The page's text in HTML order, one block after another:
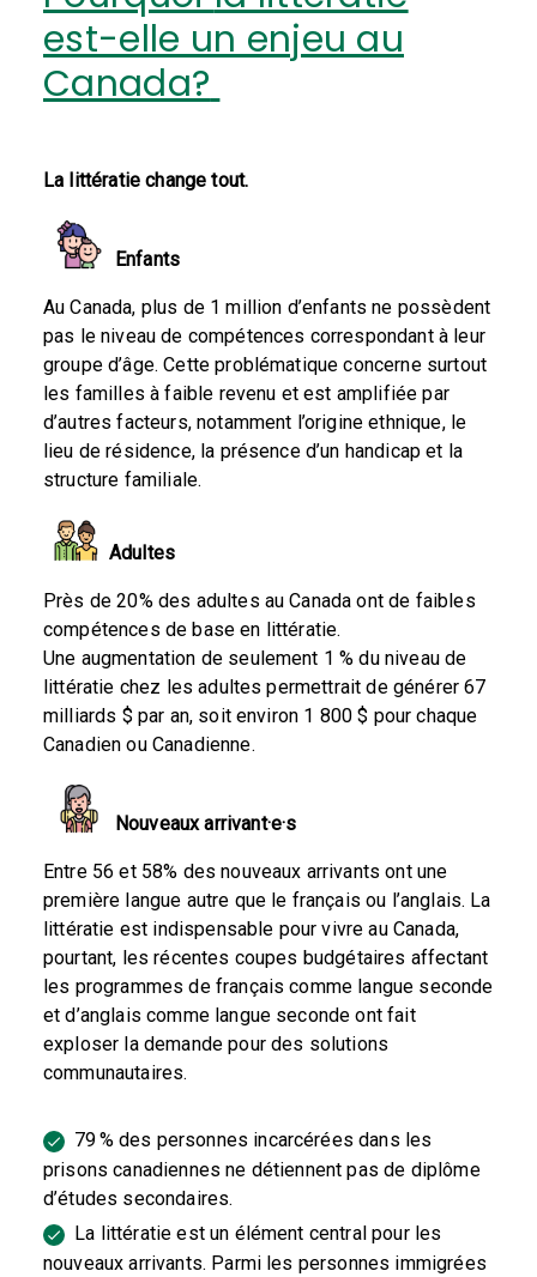
est-elle un enjeu au
Canada?
La littératie change tout.
Enfants
Au Canada, plus de 1 million d’enfantsne possèdent
pas le niveau de compétences correspondant à leur
groupe d’âge. Cette problématique concerne surtout
les familles à faible revenu et est amplifiée par
d’autres facteurs, notamment l’origine ethnique, le
lieu de résidence, la présence d’un handicap et la
structure familiale.
Adultes
Près de20% des adultes au Canadaont de faibles
compétences de base en littératie.
Une augmentation de seulement 1 % du niveau de
littératie chez les adultes permettrait de générer 67
milliards $ par an, soit environ 1 800 $ pour chaque
Canadien ou Canadienne.
Nouveaux arrivant·e·s
Entre 56 et 58% des nouveaux arrivants ont une
première langue autre que le français ou l’anglais. La
littératie est indispensable pour vivre au Canada,
pourtant, les récentes coupes budgétaires affectant
les programmes de français comme langue seconde
et d’anglais comme langue seconde ont fait
exploser la demande pour des solutions
communautaires.
79 % des personnes incarcérées dans les
prisons canadiennes ne détiennent pas de diplôme
d’études secondaires.
La littératie est un élément central pour les
nouveaux arrivants. Parmi les personnes immigrées